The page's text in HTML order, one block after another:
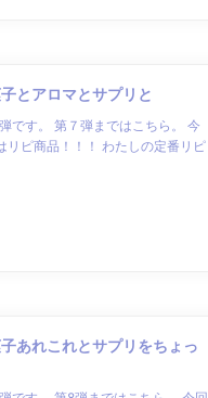
とアロマとサプリと
です。 第７弾まではこちら。 今
リピ商品！！！ わたしの定番リピ
あれこれとサプリをちょっ